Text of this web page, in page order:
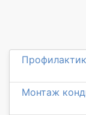
Монтаж